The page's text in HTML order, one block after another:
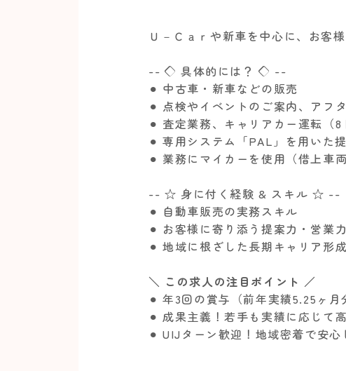
Ｕ－Ｃａｒや新車を中心に、お客
-- ◇ 具体的には？ ◇ --
⚫︎ 中古車・新車などの販売
⚫︎ 点検やイベントのご案内、アフ
⚫︎ 査定業務、キャリアカー運転（8
⚫︎ 専用システム「PAL」を用いた
⚫︎ 業務にマイカーを使用（借上車
-- ☆ 身に付く経験 & スキル ☆ --
⚫︎ 自動車販売の実務スキル
⚫︎ お客様に寄り添う提案力・営業力
⚫︎ 地域に根ざした長期キャリア形成
＼ この求人の注目ポイント ／
⚫︎ 年3回の賞与（前年実績5.25ヶ月
⚫︎ 成果主義！若手も実績に応じて
⚫︎ UIJターン歓迎！地域密着で安心